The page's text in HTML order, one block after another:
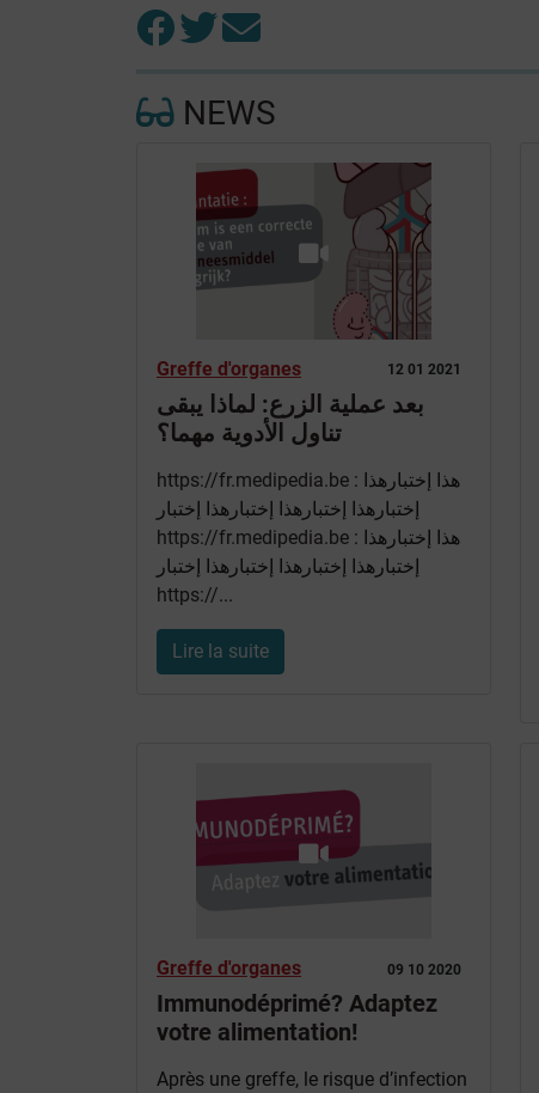
NEWS
12 01 2021
Greffe d'organes
بعد عملية الزرع: لماذا يبقى
تناول الأدوية مهما؟
https://fr.medipedia.be : هذا إختبارهذا
https://fr.medipedia.be : هذا إختبارهذا
https://...
Lire la suite
09 10 2020
Greffe d'organes
Immunodéprimé? Adaptez
votre alimentation!
Après une greffe, le risque d’infection